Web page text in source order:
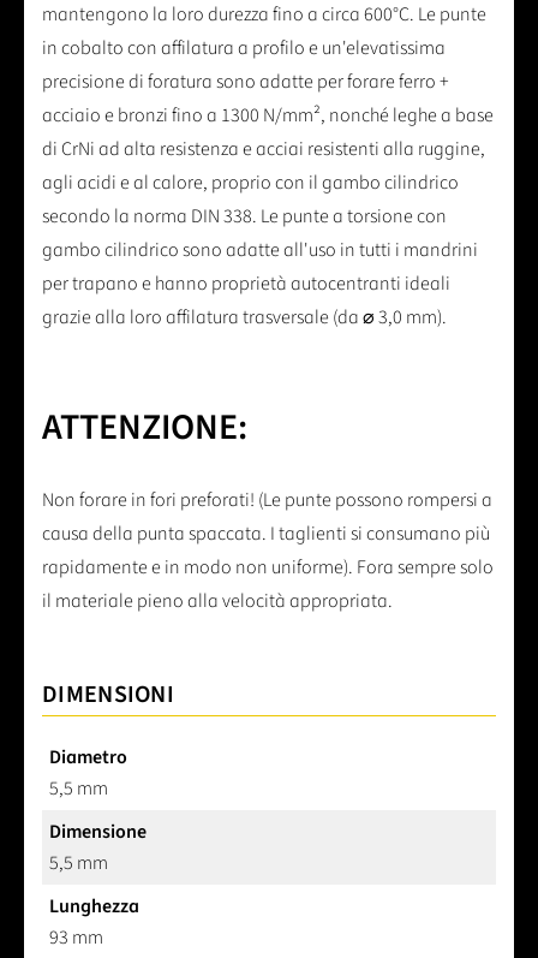
mantengono la loro durezza fino a circa 600°C. Le punte
in cobalto con affilatura a profilo e un'elevatissima
precisione di foratura sono adatte per forare ferro +
acciaio e bronzi fino a 1300 N/mm², nonché leghe a base
di CrNi ad alta resistenza e acciai resistenti alla ruggine,
agli acidi e al calore, proprio con il gambo cilindrico
secondo la norma DIN 338. Le punte a torsione con
gambo cilindrico sono adatte all'uso in tutti i mandrini
per trapano e hanno proprietà autocentranti ideali
grazie alla loro affilatura trasversale (da ⌀ 3,0 mm).
ATTENZIONE:
Non forare in fori preforati! (Le punte possono rompersi a
causa della punta spaccata. I taglienti si consumano più
rapidamente e in modo non uniforme). Fora sempre solo
il materiale pieno alla velocità appropriata.
DIMENSIONI
Diametro
5,5 mm
Dimensione
5,5 mm
Lunghezza
93 mm